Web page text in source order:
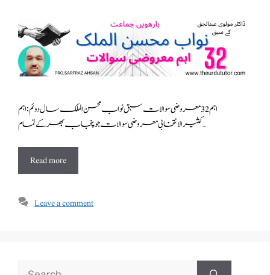
اہم 32 معروضی سوالات سبق نواب محسن الملک سال دوئم : اہم
کثیرالانتخابی معروضی سوالات جو پنجاب بھر کے تمام …
Read more
Leave a comment
Search